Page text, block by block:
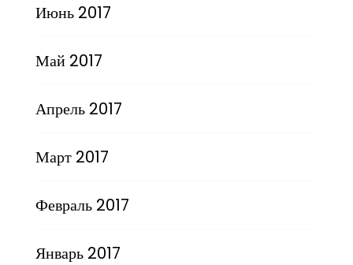
Июнь 2017
Май 2017
Апрель 2017
Март 2017
Февраль 2017
Январь 2017